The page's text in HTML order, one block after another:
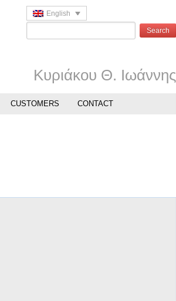
English
Κυριάκου Θ. Ιωάννης
CUSTOMERS CONTACT